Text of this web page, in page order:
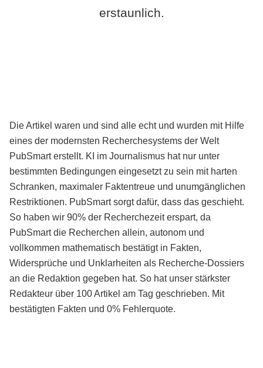
erstaunlich.
Die Artikel waren und sind alle echt und wurden mit Hilfe
eines der modernsten Recherchesystems der Welt
PubSmart erstellt. KI im Journalismus hat nur unter
bestimmten Bedingungen eingesetzt zu sein mit harten
Schranken, maximaler Faktentreue und unumgänglichen
Restriktionen. PubSmart sorgt dafür, dass das geschieht.
So haben wir 90% der Recherchezeit erspart, da
PubSmart die Recherchen allein, autonom und
vollkommen mathematisch bestätigt in Fakten,
Widersprüche und Unklarheiten als Recherche-Dossiers
an die Redaktion gegeben hat. So hat unser stärkster
Redakteur über 100 Artikel am Tag geschrieben. Mit
bestätigten Fakten und 0% Fehlerquote.